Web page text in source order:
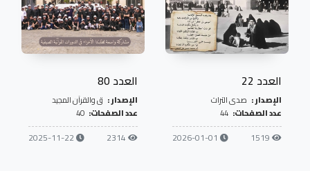
العدد 22
الإصدار : صدى التراث
عدد الصفحات: 44
1519
2026-01-01
العدد 80
الإصدار : ق والقرآن المجيد
عدد الصفحات: 40
2314
2025-11-22